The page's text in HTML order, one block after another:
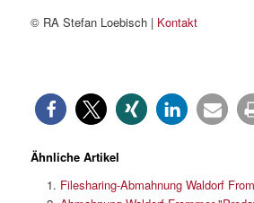
© RA Stefan Loebisch | Kontakt
Ähnliche Artikel
Filesharing-Abmahnung Waldorf